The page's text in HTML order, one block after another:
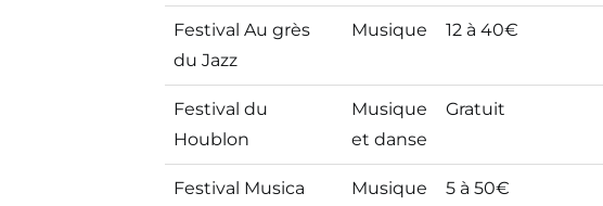
Festival Au grès
du Jazz
Musique 12 à 40€
Festival du
Houblon
Musique
et danse
Gratuit
Festival Musica
Musique
5 à 50€